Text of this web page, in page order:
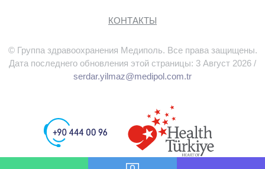
КОНТАКТЫ
© Группа здравоохранения Медиполь. Все права защищены.
Дата последнего обновления этой страницы: 3 Август 2026 /
serdar.yilmaz@medipol.com.tr